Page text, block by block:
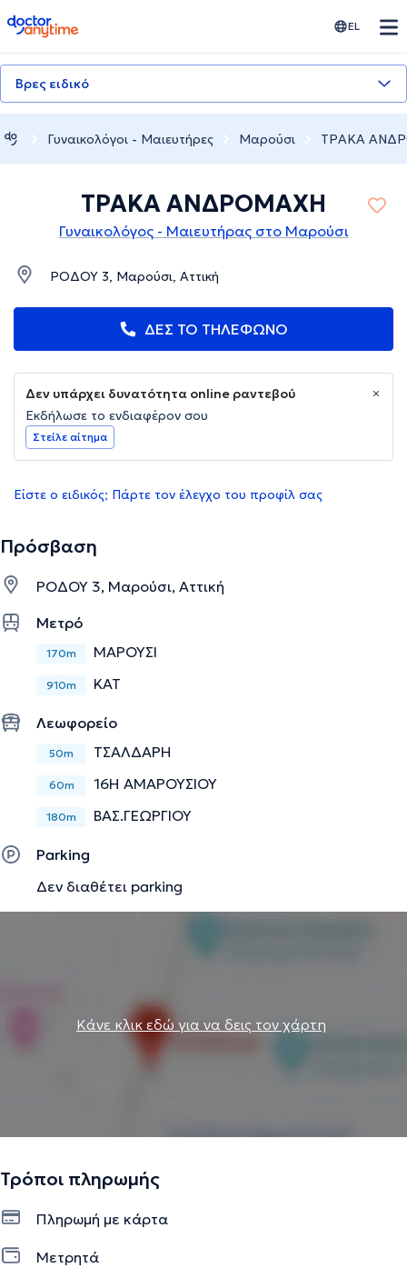
doctoranytime EL
Βρες ειδικό
Γυναικολόγοι - Μαιευτήρες Μαρούσι ΤΡΑΚΑ
ΤΡΑΚΑ ΑΝΔΡΟΜΑΧΗ
Γυναικολόγος - Μαιευτήρας στο Μαρούσι
ΡΟΔΟΥ 3, Μαρούσι, Αττική
ΔΕΣ ΤΟ ΤΗΛΕΦΩΝΟ
Δεν υπάρχει δυνατότητα online ραντεβού
Εκδήλωσε το ενδιαφέρον σου
Στείλε αίτημα
Είστε ο ειδικός; Πάρτε τον έλεγχο του προφίλ σας
Πρόσβαση
ΡΟΔΟΥ 3, Μαρούσι, Αττική
Μετρό
170m ΜΑΡΟΥΣΙ
910m ΚΑΤ
Λεωφορείο
50m ΤΣΑΛΔΑΡΗ
60m 16Η ΑΜΑΡΟΥΣΙΟΥ
180m ΒΑΣ.ΓΕΩΡΓΙΟΥ
Parking
Δεν διαθέτει parking
Κάνε κλικ εδώ για να δεις τον χάρτη
Τρόποι πληρωμής
Πληρωμή με κάρτα
Μετρητά